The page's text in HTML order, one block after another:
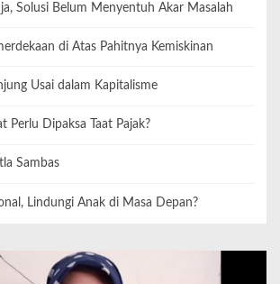
Solusi Belum Menyentuh Akar Masalah
di Atas Pahitnya Kemiskinan
Usai dalam Kapitalisme
Perlu Dipaksa Taat Pajak?
Sambas
Lindungi Anak di Masa Depan?